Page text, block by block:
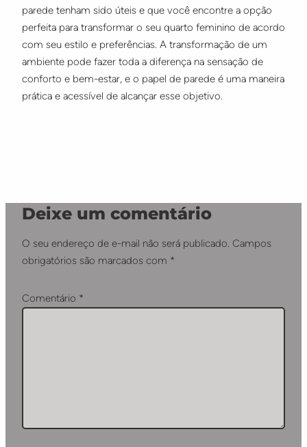
parede tenham sido úteis e que você encontre a opção
perfeita para transformar o seu quarto feminino de acordo
com seu estilo e preferências. A transformação de um
ambiente pode fazer toda a diferença na sensação de
conforto e bem-estar, e o papel de parede é uma maneira
prática e acessível de alcançar esse objetivo.
Deixe um comentário
O seu endereço de e-mail não será publicado. Campos
obrigatórios são marcados com *
Comentário *